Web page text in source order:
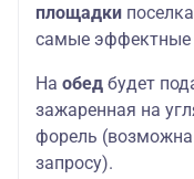
площадки
самые эффектные
На обед будет
зажаренная на
форель
запросу).